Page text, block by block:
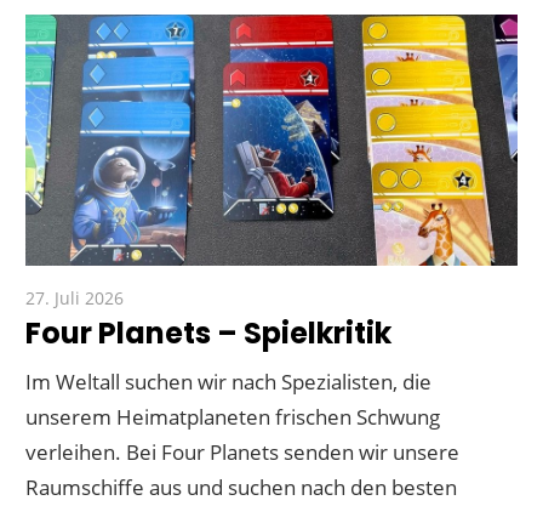
27. Juli 2026
Four Planets – Spielkritik
Im Weltall suchen wir nach Spezialisten, die
unserem Heimatplaneten frischen Schwung
verleihen. Bei Four Planets senden wir unsere
Raumschiffe aus und suchen nach den besten